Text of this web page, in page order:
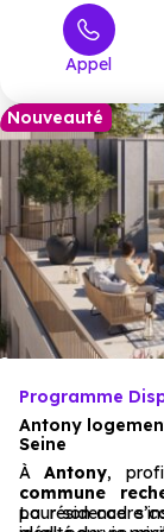
Appel
Nouveauté
Programme
Antony
Seine
À Antony,
commune
pour son cadre
La résidence